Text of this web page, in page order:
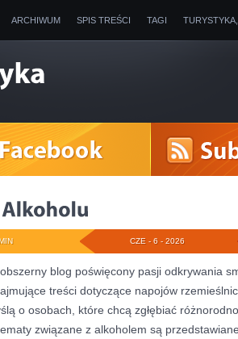
ARCHIWUM SPIS TREŚCI TAGI
CZE - 6 - 2026
blog poświęcony pasji odkrywania
treści dotyczące napojów
o osobach, które chcą zgłębiać
związane z alkoholem są